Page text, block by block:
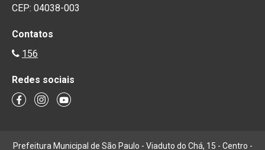
CEP: 04038-003
Contatos
156
Redes sociais
Prefeitura Municipal de São Paulo - Viaduto do Chá, 15 - Centro -